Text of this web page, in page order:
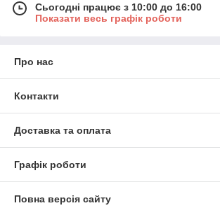
Сьогодні працює з 10:00 до 16:00
Показати весь графік роботи
Про нас
Контакти
Доставка та оплата
Графік роботи
Повна версія сайту